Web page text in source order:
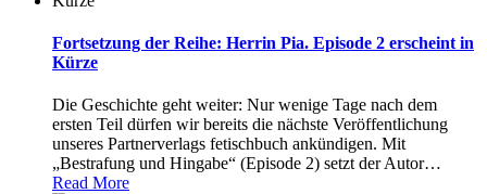
Fortsetzung der Reihe: Herrin Pia. Episode 2 erscheint in
Kürze
Die Geschichte geht weiter: Nur wenige Tage nach dem
ersten Teil dürfen wir bereits die nächste Veröffentlichung
unseres Partnerverlags fetischbuch ankündigen. Mit
„Bestrafung und Hingabe“ (Episode 2) setzt der Autor…
Read More